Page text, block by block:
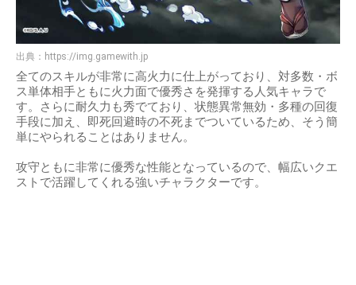
出典： https://img.gamewith.jp
全てのスキルが非常に高火力に仕上がっており、対多数・ボ
ス単体相手ともに火力面で優秀さを発揮する人気キャラで
す。さらに耐久力も秀でており、状態異常無効・多種の回復
手段に加え、即死回避時の不死までついているため、そう簡
単にやられることはありません。
攻守ともに非常に優秀な性能となっているので、幅広いクエ
ストで活躍してくれる強いチャラクターです。